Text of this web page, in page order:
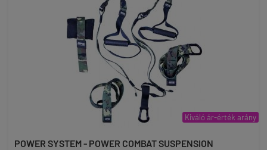
Kiváló ár-érték arány
POWER SYSTEM - POWER COMBAT SUSPENSION